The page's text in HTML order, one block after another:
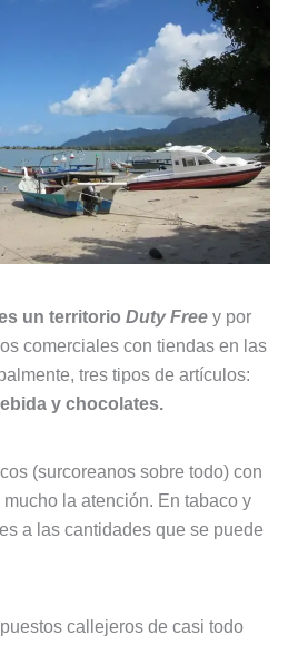
un territorio Duty Freey por
comerciales con tiendas en las
tres tipos de artículos:
y chocolates.
(surcoreanos sobre todo) con
la atención. En tabaco y
a las cantidades que se puede
callejeros de casi todo